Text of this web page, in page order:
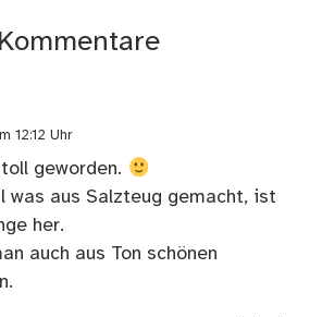
Kommentare
12:12 Uhr
geworden.
was aus Salzteug gemacht, ist
her.
auch aus Ton schönen